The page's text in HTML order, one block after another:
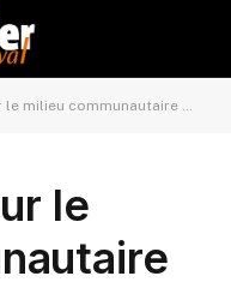
communautaire de Laval
le